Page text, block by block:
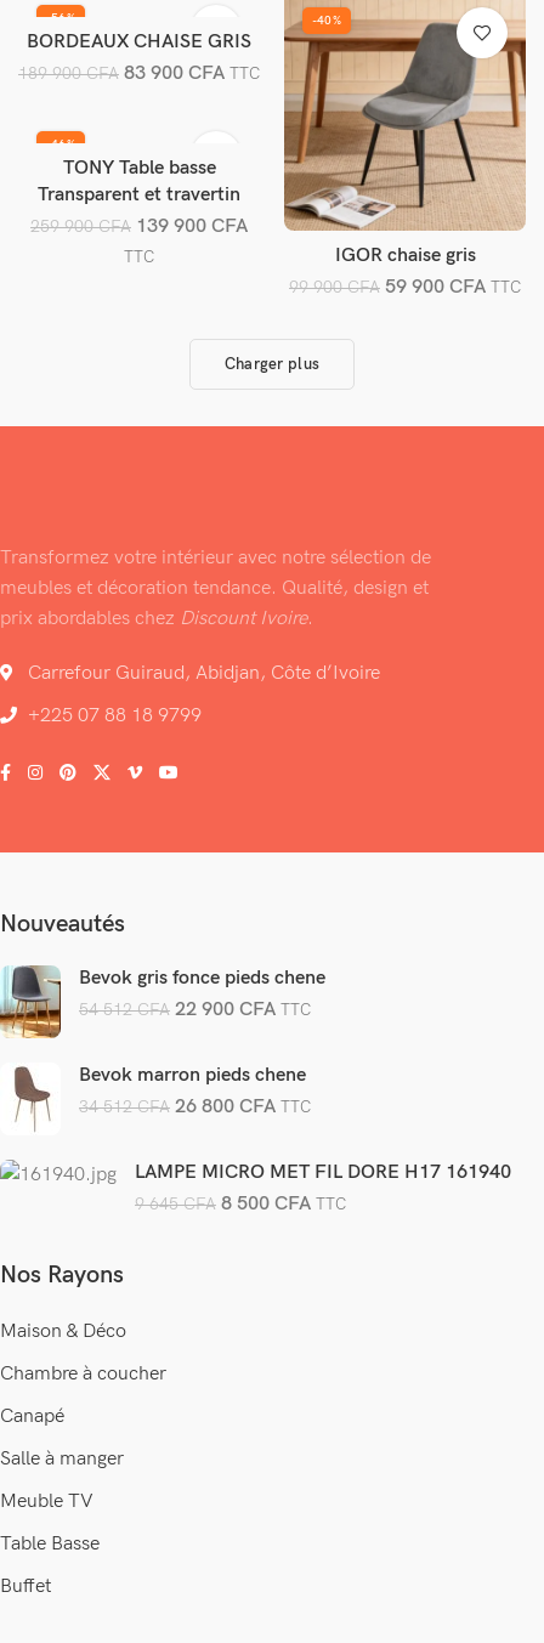
-56%
Ajouter au panier
BORDEAUX CHAISE GRIS
189 900CFA 83 900 CFA TTC
-40%
Ajouter au panier
IGOR chaise gris
99 900CFA 59 900 CFA TTC
-46%
Ajouter au panier
TONY Table basse
Transparent et travertin
259 900CFA 139 900 CFA
TTC
Charger plus
Transformez votre intérieur avec notre sélection de
meubles et décoration tendance. Qualité, design et
prix abordables chez Discount Ivoire.
Carrefour Guiraud, Abidjan, Côte d’Ivoire
+225 07 88 18 9799
Nouveautés
Bevok gris fonce pieds chene
54 512CFA 22 900CFA TTC
Bevok marron pieds chene
34 512CFA 26 800CFA TTC
LAMPE MICRO MET FIL DORE H17 161940
9 645CFA 8 500CFA TTC
Nos Rayons
Maison & Déco
Chambre à coucher
Canapé
Salle à manger
Meuble TV
Table Basse
Buffet